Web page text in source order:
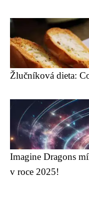
Žlučníková dieta:
Imagine Dragons
v roce 2025!